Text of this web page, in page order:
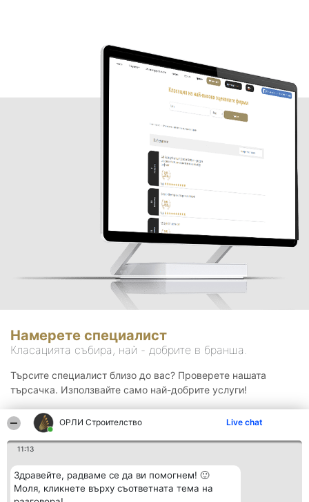
ОРЛИ Строителство Live chat
11:13
Здравейте, радваме се да ви помогнем! 🙂
Моля, кликнете върху съответната тема на
Намерете специалист
Класацията събира, най - добрите в бранша.
Търсите специалист близо до вас? Проверете нашата
търсачка. Използвайте само най-добрите услуги!